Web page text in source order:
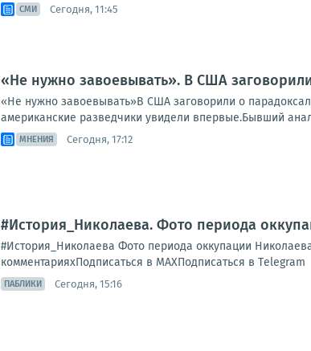
СМИ Сегодня, 11:45
«Не нужно завоевывать». В США
«Не нужно завоевывать»В США заговорили о
американские разведчики увидели впервые.Бывший
МНЕНИЯ Сегодня, 17:12
#История_Николаева. Фото периода
#История_Николаева Фото периода оккупации
комментарияхПодписаться в МАХПодписаться в Тelegram
ПАБЛИКИ Сегодня, 15:16